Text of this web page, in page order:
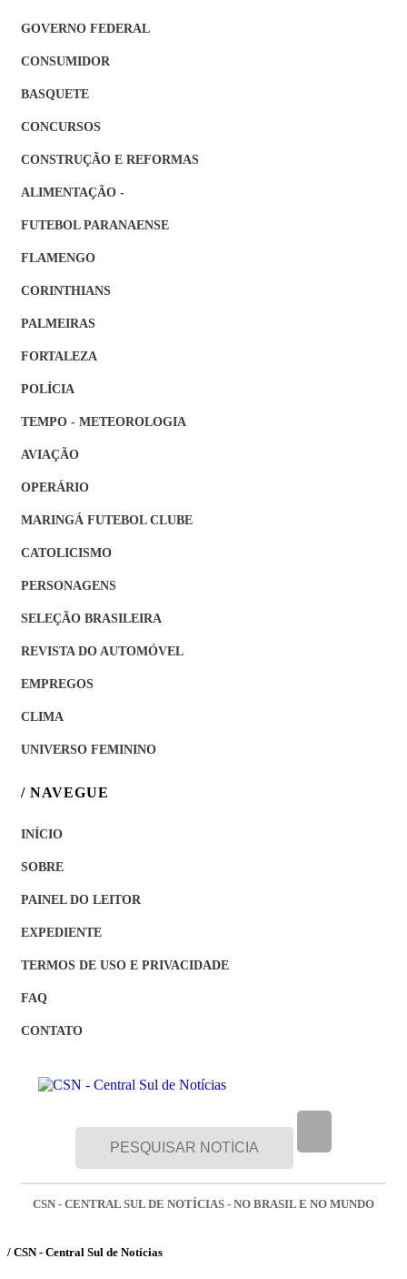
GOVERNO FEDERAL
CONSUMIDOR
BASQUETE
CONCURSOS
CONSTRUÇÃO E REFORMAS
ALIMENTAÇÃO -
FUTEBOL PARANAENSE
FLAMENGO
CORINTHIANS
PALMEIRAS
FORTALEZA
POLÍCIA
TEMPO - METEOROLOGIA
AVIAÇÃO
OPERÁRIO
MARINGÁ FUTEBOL CLUBE
CATOLICISMO
PERSONAGENS
SELEÇÃO BRASILEIRA
REVISTA DO AUTOMÓVEL
EMPREGOS
CLIMA
UNIVERSO FEMININO
/ NAVEGUE
INÍCIO
SOBRE
PAINEL DO LEITOR
EXPEDIENTE
TERMOS DE USO E PRIVACIDADE
FAQ
CONTATO
CSN - CENTRAL SUL DE NOTÍCIAS - NO BRASIL E NO MUNDO
/ CSN - Central Sul de Notícias